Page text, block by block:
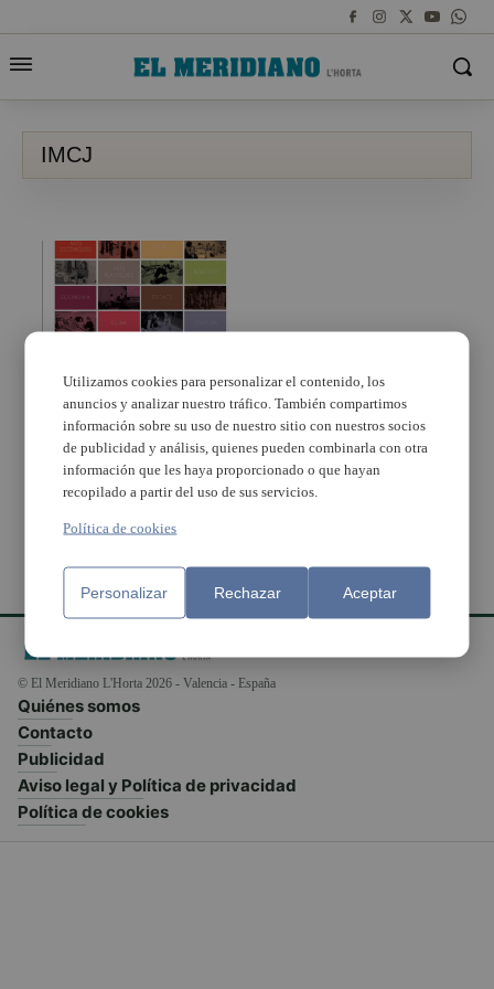
IMCJ
Burjassot abre el día 3
el plazo para apuntarse
a los cursos del Centro
de Formación Los Silos
© El Meridiano L'Horta 2026 - Valencia - España
Quiénes somos
Contacto
Publicidad
Aviso legal y Política de privacidad
Política de cookies
Utilizamos cookies para personalizar el contenido, los
anuncios y analizar nuestro tráfico. También compartimos
información sobre su uso de nuestro sitio con nuestros socios
de publicidad y análisis, quienes pueden combinarla con otra
información que les haya proporcionado o que hayan
recopilado a partir del uso de sus servicios.
Política de cookies
Personalizar Rechazar Aceptar